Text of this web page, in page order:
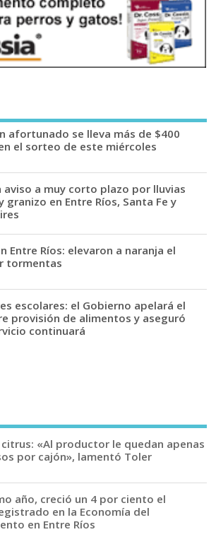
afortunado se lleva más de $400
el sorteo de este miércoles
aviso a muy corto plazo por lluvias
granizo en Entre Ríos, Santa Fe y
Entre Ríos: elevaron a naranja el
tormentas
escolares: el Gobierno apelará el
provisión de alimentos y aseguró
continuará
citrus: «Al productor le quedan apenas
por cajón», lamentó Toler
año, creció un 4 por ciento el
en la Economía del
en Entre Ríos